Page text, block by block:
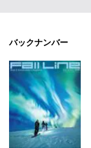
バックナンバー